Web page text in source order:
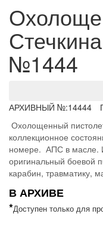
№1444
АРХИВНЫЙ №:14444
Охолощенный
коллекционное
номере. АПС в масле.
оригинальный боевой
карабин, травматику,
В АРХИВЕ
*Доступен только для